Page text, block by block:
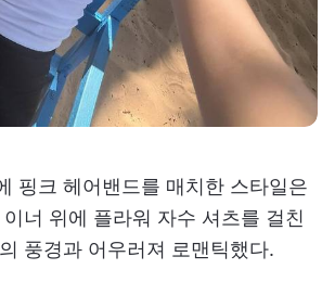
핑크 헤어밴드를 매치한 스타일은
너 위에 플라워 자수 셔츠를 걸친
풍경과 어우러져 로맨틱했다.